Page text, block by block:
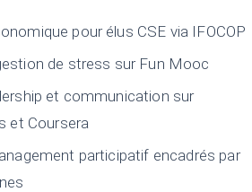
pour élus CSE via IFOCOP
de stress sur Fun Mooc
et communication sur
et Coursera
participatif encadrés par